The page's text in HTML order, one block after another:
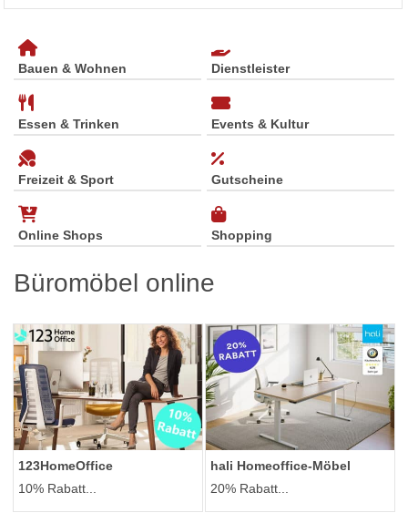
Bauen & Wohnen Dienstleister
Essen & Trinken Events & Kultur
Freizeit & Sport Gutscheine
Online Shops Shopping
Büromöbel online
123HomeOffice
10% Rabatt...
hali Homeoffice-Möbel
20% Rabatt...